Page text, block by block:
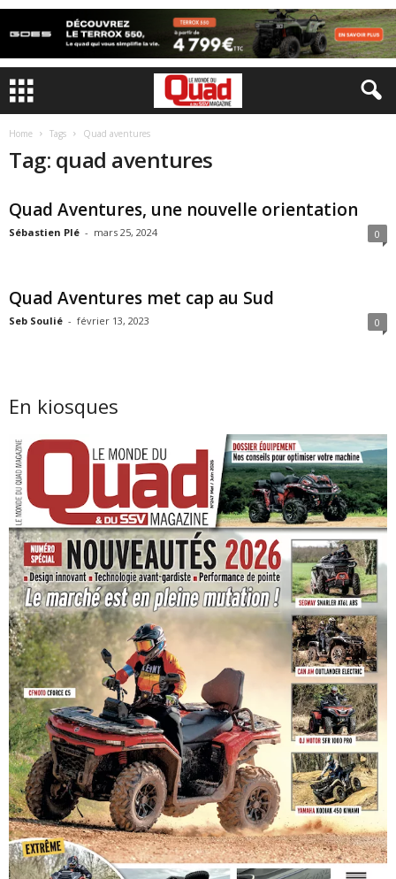
Home Tags Quad aventures
Tag: quad aventures
Quad Aventures, une nouvelle orientation
Sébastien Plé - mars 25, 2024 0
Quad Aventures met cap au Sud
Seb Soulié - février 13, 2023 0
En kiosques